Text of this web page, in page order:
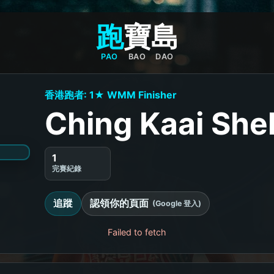
跑
PAO
寶
BAO
島
DAO
香港跑者: 1★ WMM Finisher
Ching Kaai
1
完賽紀錄
追蹤 認領你的頁面 (Google 登入)
Failed to fetch